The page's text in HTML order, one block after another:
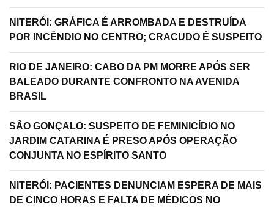
NITERÓI: GRÁFICA É ARROMBADA E DESTRUÍDA
POR INCÊNDIO NO CENTRO; CRACUDO É SUSPEITO
RIO DE JANEIRO: CABO DA PM MORRE APÓS SER
BALEADO DURANTE CONFRONTO NA AVENIDA
BRASIL
SÃO GONÇALO: SUSPEITO DE FEMINICÍDIO NO
JARDIM CATARINA É PRESO APÓS OPERAÇÃO
CONJUNTA NO ESPÍRITO SANTO
NITERÓI: PACIENTES DENUNCIAM ESPERA DE MAIS
DE CINCO HORAS E FALTA DE MÉDICOS NO